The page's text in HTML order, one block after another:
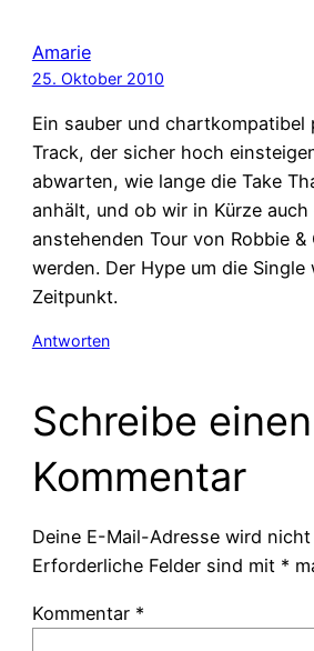
Amarie
25. Oktober 2010
Ein sauber und chartkompatibel
Track, der sicher hoch
abwarten, wie lange die Take
anhält, und ob wir in Kürze auch
anstehenden Tour von Robbie &
werden. Der Hype um die Single
Zeitpunkt.
Antworten
Schreibe einen
Kommentar
Deine E-Mail-Adresse wird
Erforderliche Felder sind mit *
Kommentar *